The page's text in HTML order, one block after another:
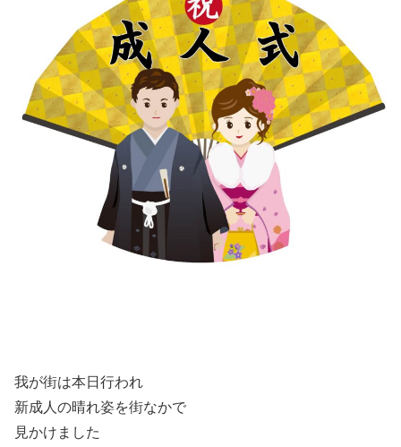
我が街は本日行われ
新成人の晴れ姿を街なかで
見かけました